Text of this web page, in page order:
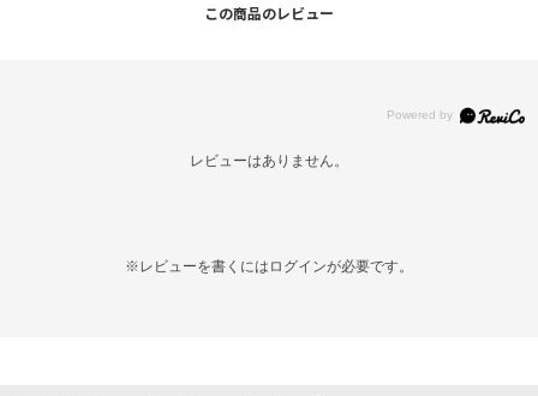
この商品のレビュー
レビューはありません。
※レビューを書くには ログインが必要です。